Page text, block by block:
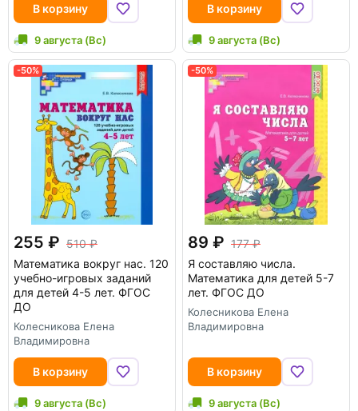
В корзину
9 августа (Вс)
В корзину
9 августа (Вс)
-50%
255
510
Математика вокруг нас. 120
учебно-игровых заданий
для детей 4-5 лет. ФГОС
ДО
Колесникова Елена
Владимировна
В корзину
9 августа (Вс)
-50%
89
177
Я составляю числа.
Математика для детей 5-7
лет. ФГОС ДО
Колесникова Елена
Владимировна
В корзину
9 августа (Вс)